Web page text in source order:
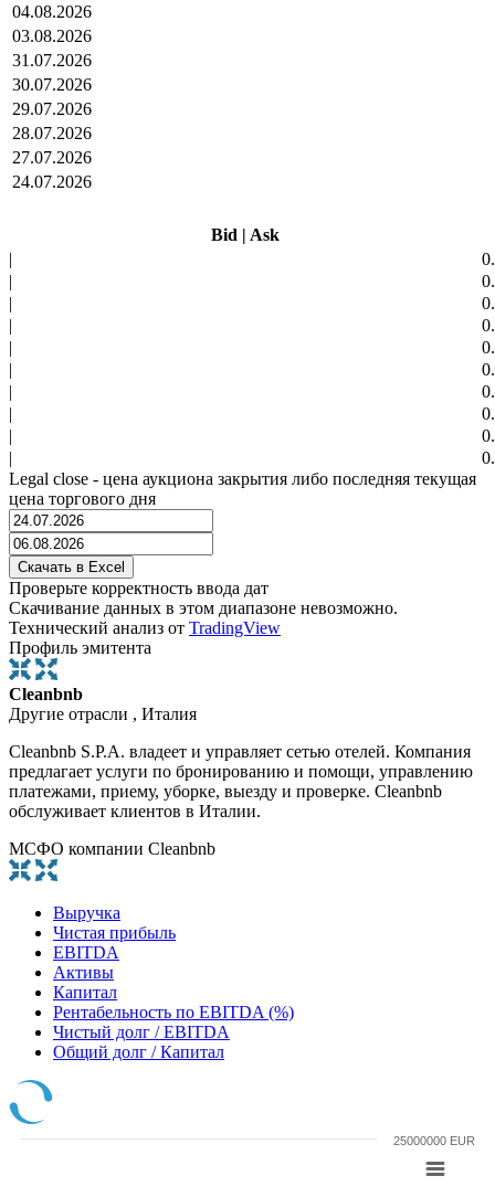
04.08.2026
03.08.2026
31.07.2026
30.07.2026
29.07.2026
28.07.2026
27.07.2026
24.07.2026
Bid | Ask
|
|
|
|
|
|
|
|
|
|
Legal close - цена аукциона закрытия либо последняя текущая
цена торгового дня
Проверьте корректность ввода дат
Скачивание данных в этом диапазоне невозможно.
Технический анализ от TradingView
Профиль эмитента
Cleanbnb
Другие отрасли , Италия
Cleanbnb S.P.A. владеет и управляет сетью отелей. Компания
предлагает услуги по бронированию и помощи, управлению
платежами, приему, уборке, выезду и проверке. Cleanbnb
обслуживает клиентов в Италии.
МСФО компании Cleanbnb
Выручка
Чистая прибыль
EBITDA
Активы
Капитал
Рентабельность по EBITDA (%)
Чистый долг / EBITDA
Общий долг / Капитал
25000000 EUR